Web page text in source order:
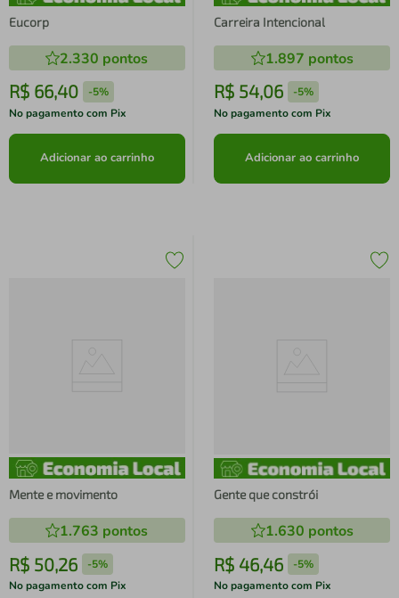
Eucorp
2.330 pontos
R$ 66,40 -5%
No pagamento com Pix
Adicionar ao carrinho
Carreira Intencional
1.897 pontos
R$ 54,06 -5%
No pagamento com Pix
Adicionar ao carrinho
Mente e movimento
1.763 pontos
R$ 50,26 -5%
No pagamento com Pix
Gente que constrói
1.630 pontos
R$ 46,46 -5%
No pagamento com Pix